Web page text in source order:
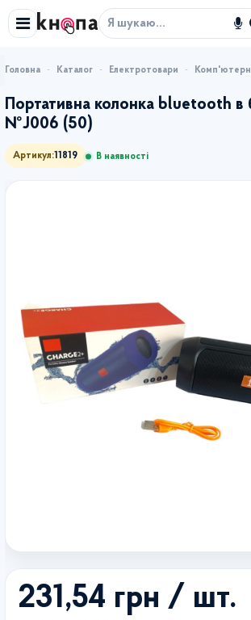
Каталог Електротовари
Портативна колонка bluetooth в
№J006 (50)
Артикул: 11819 В наявності
231,54 грн / шт.